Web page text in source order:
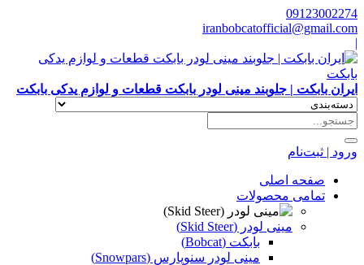
09123002274
iranbobcatofficial@gmail.com
|
ایران بابکت | جلوبند مینی لودر بابکت قطعات و لوازم یدکی بابکت
ورود | ثبت‌نام
صفحه اصلی
تمامی محصولات
مینی لودر (Skid Steer)
بابکت (Bobcat)
مینی لودر سنوپارس (Snowpars)